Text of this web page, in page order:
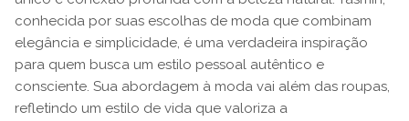
conhecida por suas escolhas de moda que combinam
elegância e simplicidade, é uma verdadeira inspiração
para quem busca um estilo pessoal autêntico e
consciente. Sua abordagem à moda vai além das roupas,
refletindo um estilo de vida que valoriza a